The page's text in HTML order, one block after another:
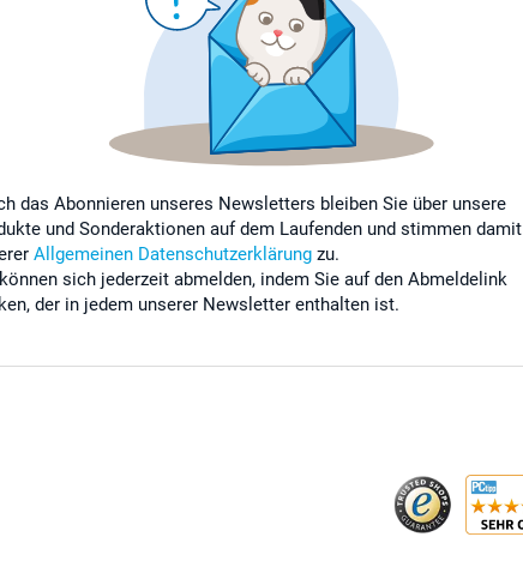
das Abonnieren unseres Newsletters bleiben Sie über unsere
und Sonderaktionen auf dem Laufenden und stimmen damit
Allgemeinen Datenschutzerklärung zu.
sich jederzeit abmelden, indem Sie auf den Abmeldelink
der in jedem unserer Newsletter enthalten ist.